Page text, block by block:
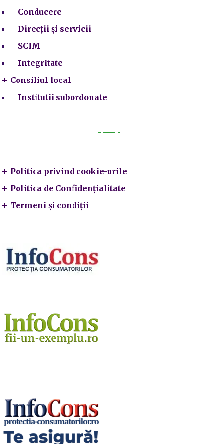
Conducere
Direcții și servicii
SCIM
Integritate
Consiliul local
Institutii subordonate
Politica privind cookie-urile
Politica de Confidențialitate
Termeni și condiții